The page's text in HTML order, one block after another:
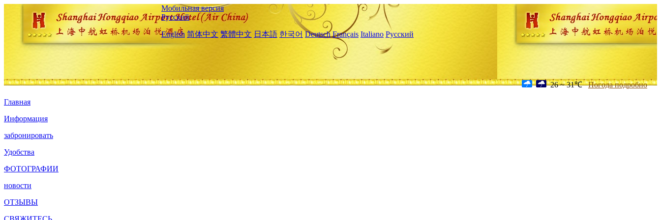
Мобильная версия
Русский
English 简体中文 繁體中文 日本語 한국어 Deutsch Français Italiano Русский
26 ~ 31℃ Погода подробно
Главная
Информация
забронировать
Удобства
ФОТОГРАФИИ
новости
ОТЗЫВЫ